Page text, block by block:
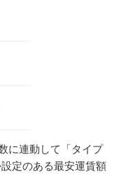
に連動して「タイプ
定のある最安運賃額